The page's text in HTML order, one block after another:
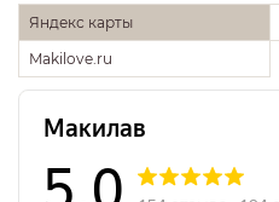
Яндекс карты
Makilove.ru